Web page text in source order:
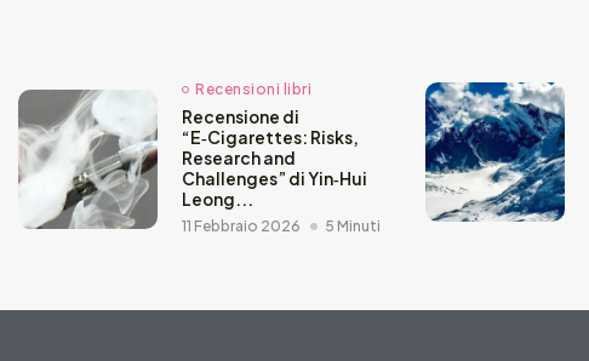
Recensioni libri
Recensione di
“E‑Cigarettes: Risks,
Research and
Challenges” di Yin‑Hui
Leong...
11 Febbraio 2026 5 Minuti